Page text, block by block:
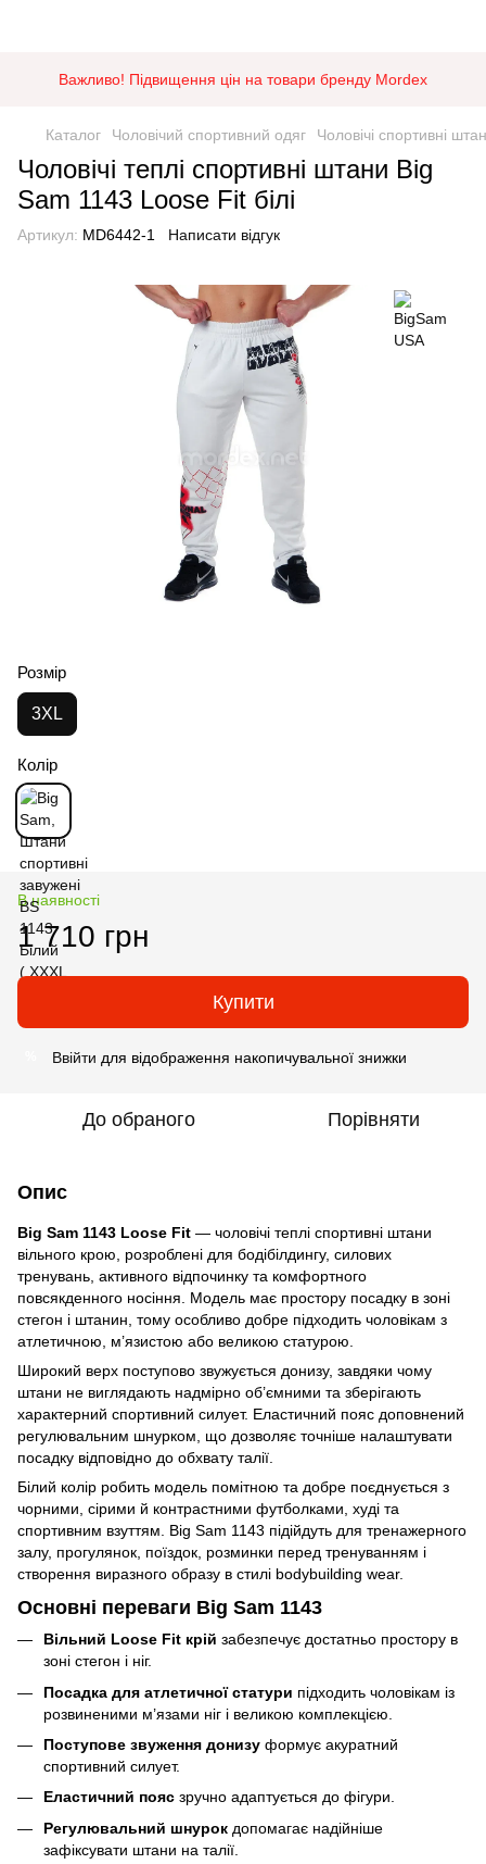
Важливо! Підвищення цін на товари бренду Mordex
Каталог Чоловічий спортивний одяг Чоловічі спортивні
Чоловічі теплі спортивні штани Big
Sam 1143 Loose Fit білі
Артикул: MD6442-1 Написати відгук
Розмір
3XL
Колір
В наявності
1 710 грн
Купити
Ввійти для відображення накопичувальної знижки
До обраного Порівняти
Опис
Big Sam 1143 Loose Fit — чоловічі теплі спортивні штани
вільного крою, розроблені для бодібілдингу, силових
тренувань, активного відпочинку та комфортного
повсякденного носіння. Модель має простору посадку в зоні
стегон і штанин, тому особливо добре підходить чоловікам з
атлетичною, м’язистою або великою статурою.
Широкий верх поступово звужується донизу, завдяки чому
штани не виглядають надмірно об’ємними та зберігають
характерний спортивний силует. Еластичний пояс доповнений
регулювальним шнурком, що дозволяє точніше налаштувати
посадку відповідно до обхвату талії.
Білий колір робить модель помітною та добре поєднується з
чорними, сірими й контрастними футболками, худі та
спортивним взуттям. Big Sam 1143 підійдуть для тренажерного
залу, прогулянок, поїздок, розминки перед тренуванням і
створення виразного образу в стилі bodybuilding wear.
Основні переваги Big Sam 1143
Вільний Loose Fit крій забезпечує достатньо простору в
зоні стегон і ніг.
Посадка для атлетичної статури підходить чоловікам із
розвиненими м’язами ніг і великою комплекцією.
Поступове звуження донизу формує акуратний
спортивний силует.
Еластичний пояс зручно адаптується до фігури.
Регулювальний шнурок допомагає надійніше
зафіксувати штани на талії.